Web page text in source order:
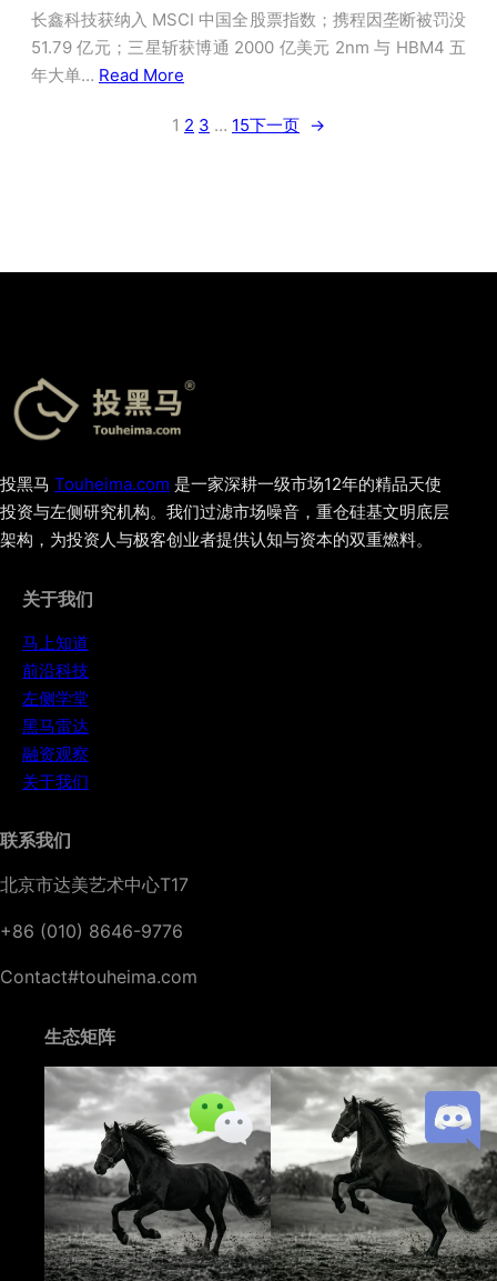
长鑫科技获纳入 MSCI 中国全股票指数；携程因垄断被罚没
51.79 亿元；三星斩获博通 2000 亿美元 2nm 与 HBM4 五
年大单… Read More
1 2 3 … 15下一页 →
投黑马 Touheima.com 是一家深耕一级市场12年的精品天使
投资与左侧研究机构。我们过滤市场噪音，重仓硅基文明底层
架构，为投资人与极客创业者提供认知与资本的双重燃料。
关于我们
马上知道
前沿科技
左侧学堂
黑马雷达
融资观察
关于我们
联系我们
北京市达美艺术中心T17
+86 (010) 8646-9776
Contact#touheima.com
生态矩阵